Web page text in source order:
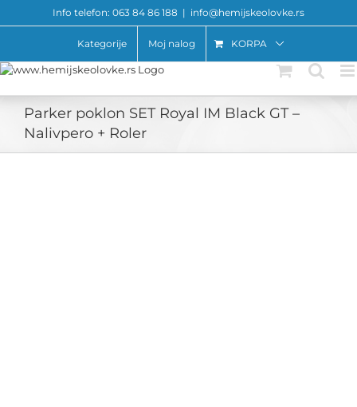
Info telefon: 063 84 86 188 | info@hemijskeolovke.rs
Kategorije Moj nalog KORPA
Parker poklon SET Royal IM Black GT –
Nalivpero + Roler